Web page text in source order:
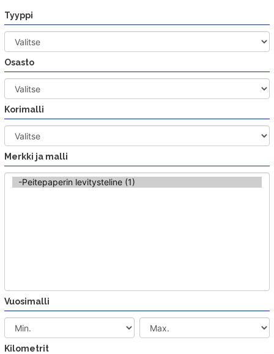
sisältöön
Tyyppi
Osasto
Korimalli
Merkki ja malli
Vuosimalli
Kilometrit